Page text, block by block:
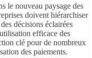
le nouveau paysage des
doivent hiérarchiser
décisions éclairées
efficace des
clé pour de nombreux
des paiements.